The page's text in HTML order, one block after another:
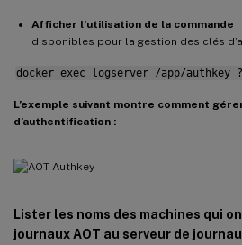
Afficher l’utilisation de la commande
disponibles pour la gestion des clés
docker exec logserver /app/authkey
L’exemple suivant montre comment
d’authentification :
Lister les noms des machines qui
journaux AOT au serveur de